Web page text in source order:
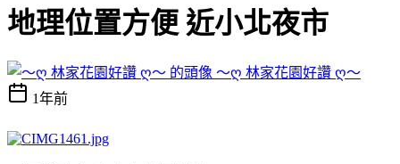
地理位置方便 近小北夜市
～ღ 林家花園好讚 ღ～
1年前